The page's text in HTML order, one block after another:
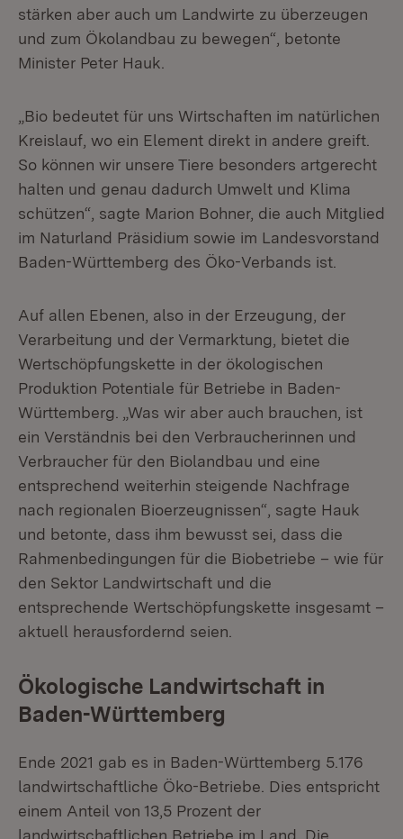
stärken aber auch um Landwirte zu überzeugen
und zum Ökolandbau zu bewegen“, betonte
Minister Peter Hauk.
„Bio bedeutet für uns Wirtschaften im natürlichen
Kreislauf, wo ein Element direkt in andere greift.
So können wir unsere Tiere besonders artgerecht
halten und genau dadurch Umwelt und Klima
schützen“, sagte Marion Bohner, die auch Mitglied
im Naturland Präsidium sowie im Landesvorstand
Baden-Württemberg des Öko-Verbands ist.
Auf allen Ebenen, also in der Erzeugung, der
Verarbeitung und der Vermarktung, bietet die
Wertschöpfungskette in der ökologischen
Produktion Potentiale für Betriebe in Baden-
Württemberg. „Was wir aber auch brauchen, ist
ein Verständnis bei den Verbraucherinnen und
Verbraucher für den Biolandbau und eine
entsprechend weiterhin steigende Nachfrage
nach regionalen Bioerzeugnissen“, sagte Hauk
und betonte, dass ihm bewusst sei, dass die
Rahmenbedingungen für die Biobetriebe – wie für
den Sektor Landwirtschaft und die
entsprechende Wertschöpfungskette insgesamt –
aktuell herausfordernd seien.
Ökologische Landwirtschaft in
Baden-Württemberg
Ende 2021 gab es in Baden-Württemberg 5.176
landwirtschaftliche Öko-Betriebe. Dies entspricht
einem Anteil von 13,5 Prozent der
landwirtschaftlichen Betriebe im Land. Die